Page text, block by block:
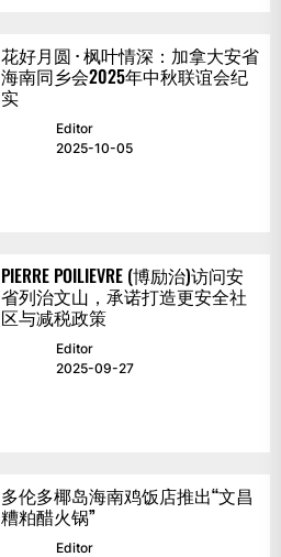
花好月圆 · 枫叶情深：加拿大安省
海南同乡会2025年中秋联谊会纪
实
Editor
2025-10-05
PIERRE POILIEVRE (博励治)访问安
省列治文山，承诺打造更安全社
区与减税政策
Editor
2025-09-27
多伦多椰岛海南鸡饭店推出“文昌
糟粕醋火锅”
Editor